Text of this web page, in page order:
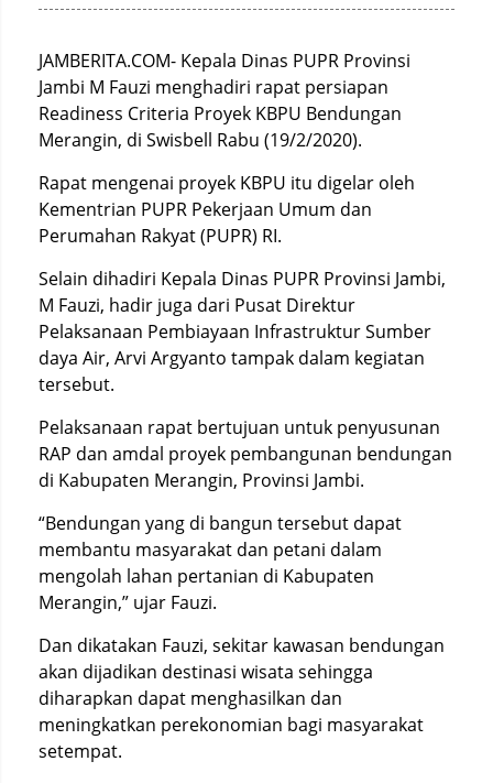
JAMBERITA.COM- Kepala Dinas PUPR Provinsi
Jambi M Fauzi menghadiri rapat persiapan
Readiness Criteria Proyek KBPU Bendungan
Merangin, di Swisbell Rabu (19/2/2020).
Rapat mengenai proyek KBPU itu digelar oleh
Kementrian PUPR Pekerjaan Umum dan
Perumahan Rakyat (PUPR) RI.
Selain dihadiri Kepala Dinas PUPR Provinsi Jambi,
M Fauzi, hadir juga dari Pusat Direktur
Pelaksanaan Pembiayaan Infrastruktur Sumber
daya Air, Arvi Argyanto tampak dalam kegiatan
tersebut.
Pelaksanaan rapat bertujuan untuk penyusunan
RAP dan amdal proyek pembangunan bendungan
di Kabupaten Merangin, Provinsi Jambi.
“Bendungan yang di bangun tersebut dapat
membantu masyarakat dan petani dalam
mengolah lahan pertanian di Kabupaten
Merangin,” ujar Fauzi.
Dan dikatakan Fauzi, sekitar kawasan bendungan
akan dijadikan destinasi wisata sehingga
diharapkan dapat menghasilkan dan
meningkatkan perekonomian bagi masyarakat
setempat.